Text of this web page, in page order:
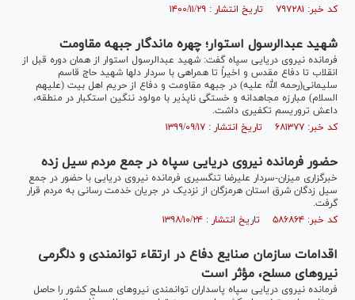
کد خبر: ۷۹۷۲۸۱ تاریخ انتشار : ۱۴۰۰/۱۱/۲۹
شهید عبدالرسول استوار؛ چهره ماندگار جبهه مقاومت
فرمانده نیروی دریایی سپاه گفت: شهید عبدالرسول استوار از همان دوره قبل از
انقلاب تا دفاع مقدس و اخیراً تا همراهی با سردار دلها شهید حاج قاسم
سلیمانی(رحمه الله علیه) در جبهه مقاومت و دفاع از حریم اهل بیت (علیهم
السلام) مبارزه مجاهدانه و خستگی ناپذیر با مولود ننگین استکبار در منطقه،
داعش تروریسم تکفیری داشت.
کد خبر: ۶۸۱۳۷۷ تاریخ انتشار : ۱۳۹۹/۰۹/۱۷
حضور فرمانده نیروی دریایی سپاه در جمع مردم سیل زده
خبرگزاری میزان-سردار علیرضا تنگسیری فرمانده نیروی دریایی با حضور در جمع
سیل زدگان شرق استان هرمزگان از نزدیک در جریان خدمت رسانی به مردم قرار
گرفت.
کد خبر: ۵۸۶۸۶۴ تاریخ انتشار : ۱۳۹۸/۱۰/۲۴
اقدامات سازمان صنایع دفاع در ارتقاء توانمندی و دلگرمی
نیروهای مسلح، مؤثر است
فرمانده نیروی دریایی سپاه پاسداران توانمندی نیروهای مسلح کشور را حاصل